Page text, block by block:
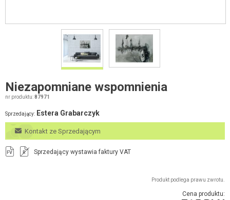
Niezapomniane wspomnienia
nr produktu:87971
Sprzedający: Estera Grabarczyk
Kontakt ze Sprzedającym
FV R Sprzedający wystawia faktury VAT
Produkt podlega prawu zwrotu.
Cena produktu: